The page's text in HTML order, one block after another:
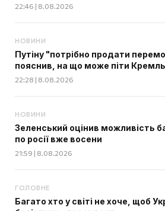
22:46 | 8.08.2026
НОВИНИ
Путіну "потрібно продати
пояснив, на що може піти Кремль
22:28 | 8.08.2026
НОВИНИ
Зеленський оцінив можливість
по росії вже восени
21:59 | 8.08.2026
ГОЛОВНЕ
Багато хто у світі не хоче, щоб